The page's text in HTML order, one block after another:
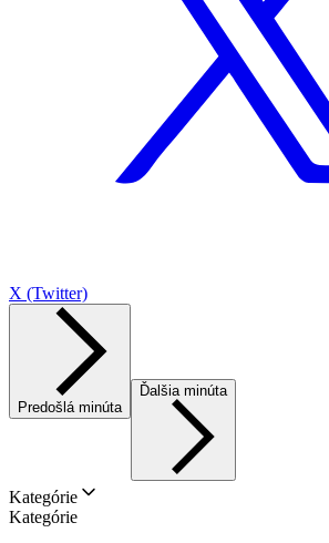
X (Twitter)
Predošlá minúta
Ďalšia minúta
Kategórie
Kategórie